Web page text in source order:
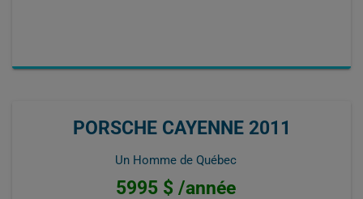
PORSCHE CAYENNE 2011
Un Homme de Québec
5995 $ /année